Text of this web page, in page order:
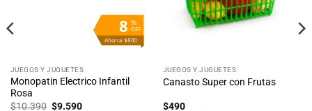
%
OFF
8
Ahorra $800
JUEGOS Y JUGUETES
Monopatin Electrico Infantil
Rosa
$10.390 El
$9.590El
JUEGOS Y JUGUETES
Canasto Super con Frutas
$490